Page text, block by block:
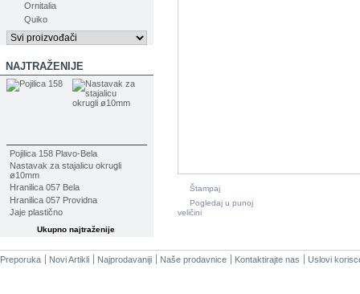
Ornitalia
Quiko
NAJTRAŽENIJE
Pojilica 158 Plavo-Bela
Nastavak za stajalicu okrugli
ø10mm
Hranilica 057 Bela
Hranilica 057 Providna
Jaje plastično
Ukupno najtraženije
Štampaj
Pogledaj u punoj
veličini
Preporuka Novi Artikli Najprodavaniji Naše prodavnice Kontaktirajte nas Uslovi